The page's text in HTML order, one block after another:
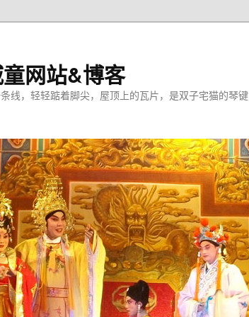
网站&博客
线，轻轻踮着脚尖，屋顶上的瓦片，是双子宅猫的琴键